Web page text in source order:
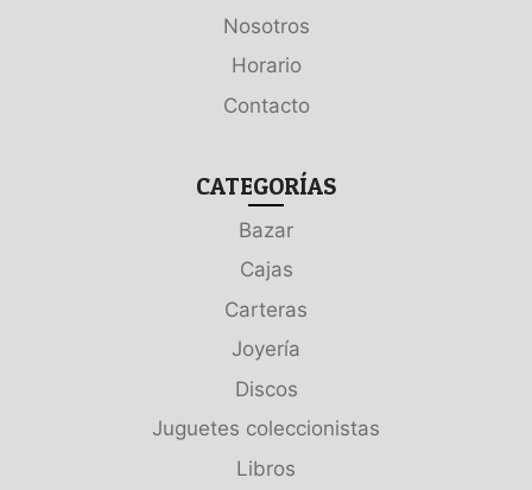
Nosotros
Horario
Contacto
CATEGORÍAS
Bazar
Cajas
Carteras
Joyería
Discos
Juguetes coleccionistas
Libros